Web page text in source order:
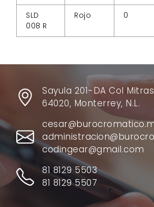
SLD
008 R
Rojo 0
Sayula 201-DA Col
64020, Monterrey, N.L.
codingear@gmail.com
81 8129 5503
81 8129 5507